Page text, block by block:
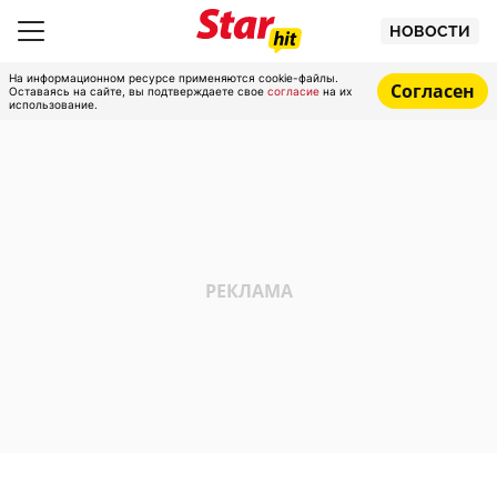
НОВОСТИ
На информационном ресурсе применяются cookie-файлы.
Оставаясь на сайте, вы подтверждаете свое согласие на их
использование.
Согласен